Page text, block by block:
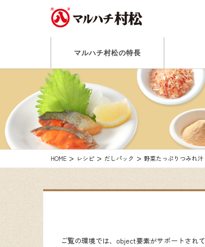
マルハチ村松の特長
HOME レシピ だしパック 野菜たっぷりつみれ汁
ご覧の環境では、object要素がサポートされ